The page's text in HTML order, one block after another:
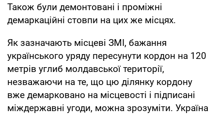
Також були демонтовані і проміжні
демаркаційні стовпи на цих же місцях.
Як зазначають місцеві ЗМІ, бажання
українського уряду пересунути кордон на 120
метрів углиб молдавської території,
незважаючи на те, що цю ділянку кордону
вже демарковано на місцевості і підписані
міждержавні угоди, можна зрозуміти. Україна